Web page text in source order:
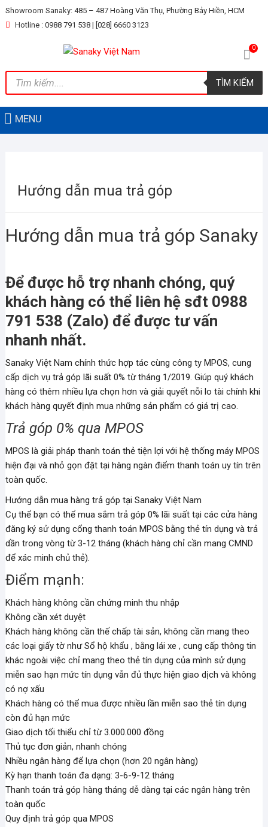
Skip
to
Showroom Sanaky: 485 – 487 Hoàng Văn Thụ, Phường Bảy Hiền, HCM
Hotline : 0988 791 538 | [028] 6660 3123
0
Tìm
kiếm
sản
TÌM KIẾM
MENU
Hướng dẫn mua trả góp
Hướng dẫn mua trả góp Sanaky
Để được hỗ trợ nhanh chóng, quý
khách hàng có thể liên hệ sđt 0988
791 538 (Zalo) để được tư vấn
nhanh nhất.
Sanaky Việt Nam chính thức hợp tác cùng công ty MPOS, cung
cấp dịch vụ trả góp lãi suất 0% từ tháng 1/2019. Giúp quý khách
hàng có thêm nhiều lựa chọn hơn và giải quyết nỗi lo tài chính khi
khách hàng quyết định mua những sản phẩm có giá trị cao.
Trả góp 0% qua MPOS
MPOS là giải pháp thanh toán thẻ tiện lợi với hệ thống máy MPOS
hiện đại và nhỏ gọn đặt tại hàng ngàn điểm thanh toán uy tín trên
toàn quốc.
Hướng dẫn mua hàng trả góp tại Sanaky Việt Nam
Cụ thể bạn có thể mua sắm trả góp 0% lãi suất tại các cửa hàng
đăng ký sử dụng cổng thanh toán MPOS bằng thẻ tín dụng và trả
dần trong vòng từ 3-12 tháng (khách hàng chỉ cần mang CMND
để xác minh chủ thẻ).
Điểm mạnh:
Khách hàng không cần chứng minh thu nhập
Không cần xét duyệt
Khách hàng không cần thế chấp tài sản, không cần mang theo
các loại giấy tờ như Sổ hộ khẩu , bằng lái xe , cung cấp thông tin
khác ngoài việc chỉ mang theo thẻ tín dụng của mình sử dụng
miễn sao hạn mức tín dụng vẫn đủ thực hiện giao dịch và không
có nợ xấu
Khách hàng có thể mua được nhiều lần miễn sao thẻ tín dụng
còn đủ hạn mức
Giao dịch tối thiểu chỉ từ 3.000.000 đồng
Thủ tục đơn giản, nhanh chóng
Nhiều ngân hàng để lựa chọn (hơn 20 ngân hàng)
Kỳ hạn thanh toán đa dạng: 3-6-9-12 tháng
Thanh toán trả góp hàng tháng dễ dàng tại các ngân hàng trên
toàn quốc
Quy định trả góp qua MPOS